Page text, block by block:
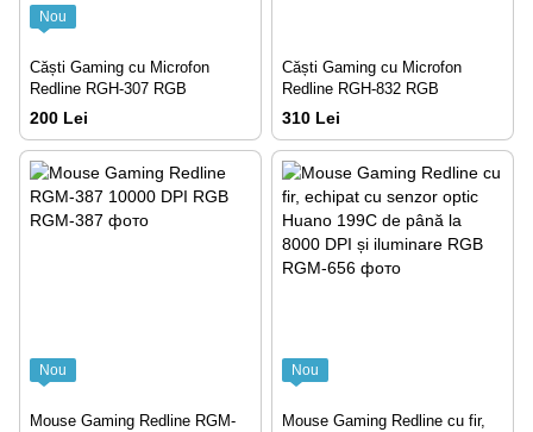
Nou
Căști Gaming cu Microfon
Redline RGH-307 RGB
200 Lei
Căști Gaming cu Microfon
Redline RGH-832 RGB
310 Lei
Nou
Mouse Gaming Redline RGM-
Nou
Mouse Gaming Redline cu fir,